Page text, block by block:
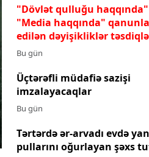
"Dövlət qulluğu
"Media haqqında"
edilən dəyişikliklər
Bu gün
Üçtərəfli müdafiə sazişi
imzalayacaqlar
Bu gün
Tərtərdə ər-arvadı evdə
pullarını oğurlayan şəxs